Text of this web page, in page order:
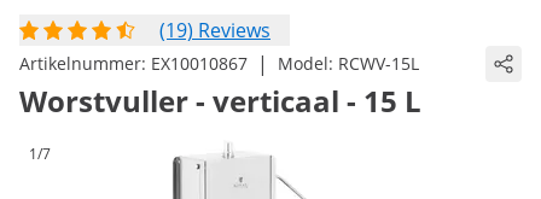
(19) Reviews
Artikelnummer: EX10010867 | Model: RCWV-15L
Worstvuller - verticaal - 15 L
1/7